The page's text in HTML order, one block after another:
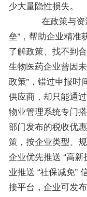
少大量隐性损失。
在政策与资
垒”，帮助企业精准
了解政策、找不到
生物医药企业曾因
政策”，错过申报时
供应商，却只能通
物业管理系统专门
部门发布的税收优
策，按企业类型、
企业优先推送 “高
业推送 “社保减免”
接平台，企业可发